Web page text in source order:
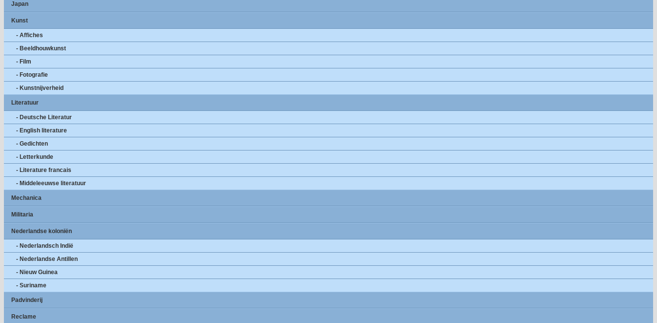
Japan
Kunst
- Affiches
- Beeldhouwkunst
- Film
- Fotografie
- Kunstnijverheid
Literatuur
- Deutsche Literatur
- English literature
- Gedichten
- Letterkunde
- Literature francais
- Middeleeuwse literatuur
Mechanica
Militaria
Nederlandse koloniën
- Nederlandsch Indië
- Nederlandse Antillen
- Nieuw Guinea
- Suriname
Padvinderij
Reclame